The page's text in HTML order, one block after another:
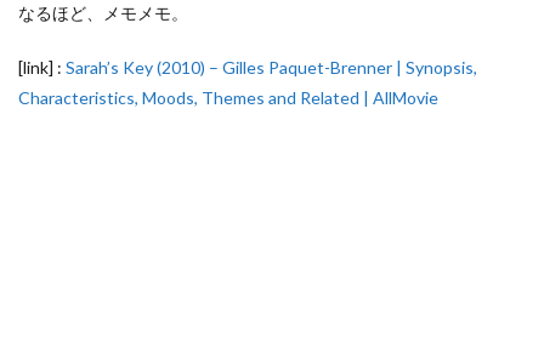
なるほど、メモメモ。
[link] : Sarah’s Key (2010) – Gilles Paquet-Brenner | Synopsis,
Characteristics, Moods, Themes and Related | AllMovie